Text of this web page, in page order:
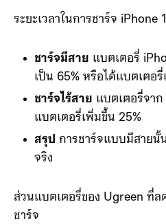
ระยะเวลาในการชาร์จ iPhone
ชาร์จมีสาย แบตเตอรี่
เป็น 65% หรือได้แบตเตอ
ชาร์จไร้สาย แบตเตอรี่จาก
แบตเตอรี่เพิ่มขึ้น 25%
สรุป การชาร์จแบบมีสายนั้
จริง
ส่วนแบตเตอรี่ของ Ugreen ที่ล
ชาร์จ